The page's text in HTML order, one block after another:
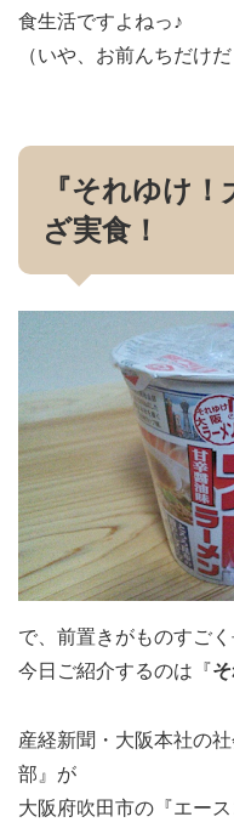
食生活ですよねっ♪
（いや、お前んちだけ
『それゆけ
ざ実食！
で、前置きがものすご
今日ご紹介するのは『
産経新聞・大阪本社の
部』が
大阪府吹田市の『エー